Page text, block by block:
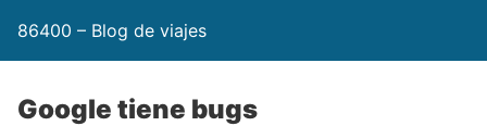
86400 – Blog de viajes
Google tiene bugs